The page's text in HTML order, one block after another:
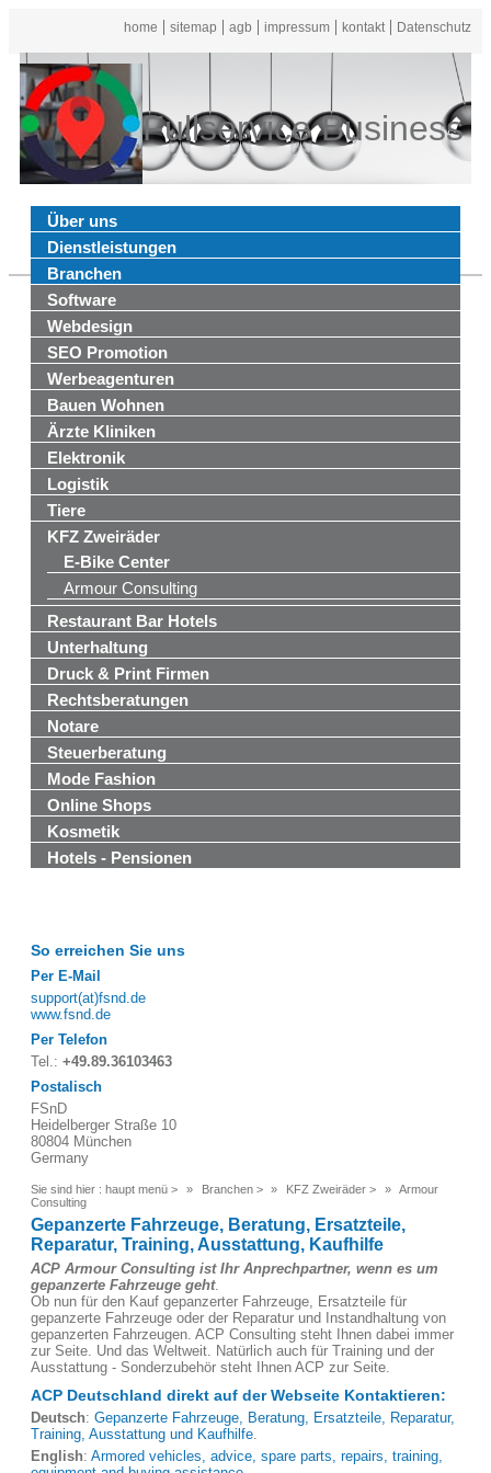
home sitemap agb impressum kontakt Datenschutz
Fullservice Business
Über uns
Dienstleistungen
Branchen
Software
Webdesign
SEO Promotion
Werbeagenturen
Bauen Wohnen
Ärzte Kliniken
Elektronik
Logistik
Tiere
KFZ Zweiräder
E-Bike Center
Armour Consulting
Restaurant Bar Hotels
Unterhaltung
Druck & Print Firmen
Rechtsberatungen
Notare
Steuerberatung
Mode Fashion
Online Shops
Kosmetik
Hotels - Pensionen
So erreichen Sie uns
Per E-Mail
support(at)fsnd.de
www.fsnd.de
Per Telefon
Tel.: +49.89.36103463
Postalisch
FSnD
Heidelberger Straße 10
80804 München
Germany
Sie sind hier : haupt menü > Branchen > KFZ Zweiräder >
Armour
Consulting
Gepanzerte Fahrzeuge, Beratung, Ersatzteile,
Reparatur, Training, Ausstattung, Kaufhilfe
ACP Armour Consulting ist Ihr Anprechpartner, wenn es um
gepanzerte Fahrzeuge geht.
Ob nun für den Kauf gepanzerter Fahrzeuge, Ersatzteile für
gepanzerte Fahrzeuge oder der Reparatur und Instandhaltung von
gepanzerten Fahrzeugen. ACP Consulting steht Ihnen dabei immer
zur Seite. Und das Weltweit. Natürlich auch für Training und der
Ausstattung - Sonderzubehör steht Ihnen ACP zur Seite.
ACP Deutschland direkt auf der Webseite Kontaktieren:
Deutsch: Gepanzerte Fahrzeuge, Beratung, Ersatzteile, Reparatur,
Training, Ausstattung und Kaufhilfe.
English: Armored vehicles, advice, spare parts, repairs, training,